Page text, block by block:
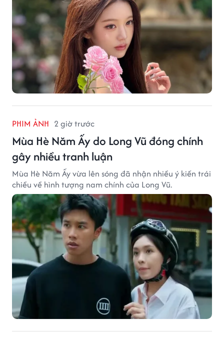
PHIM ẢNH 2 giờ trước
Mùa Hè Năm Ấy do Long Vũ đóng chính
gây nhiều tranh luận
Mùa Hè Năm Ấy vừa lên sóng đã nhận nhiều ý kiến trái
chiều về hình tượng nam chính của Long Vũ.